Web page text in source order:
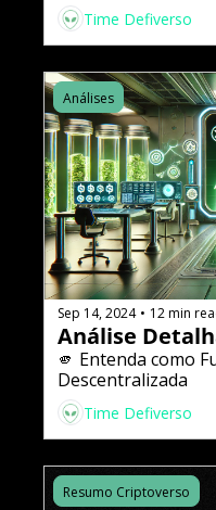
Time Defiverso
Análises
Sep 14, 2024 • 12 min
Análise
🫵 Entenda como
Descentralizada
Time Defiverso
Resumo Criptoverso